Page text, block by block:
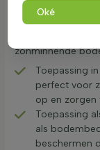
zonlicht krijgen.
functioneel. Ze
zonminnende
Toepassing
perfect voor
op en zorgen
Toepassing
als
beschermen
Oké